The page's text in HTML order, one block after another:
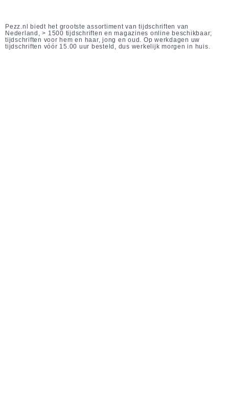
Pezz.nl biedt het grootste assortiment van tijdschriften van
Nederland, > 1500 tijdschriften en magazines online beschikbaar;
tijdschriften voor hem en haar, jong en oud. Op werkdagen uw
tijdschriften vóór 15.00 uur besteld, dus werkelijk morgen in huis.